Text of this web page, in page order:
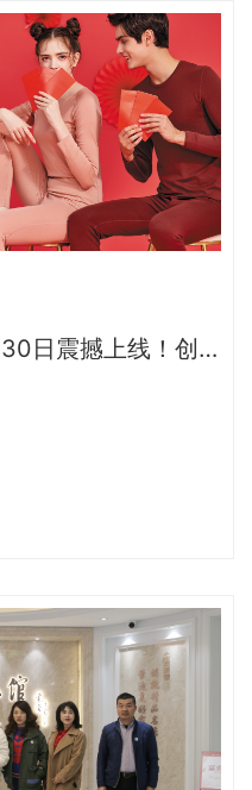
日震撼上线！创